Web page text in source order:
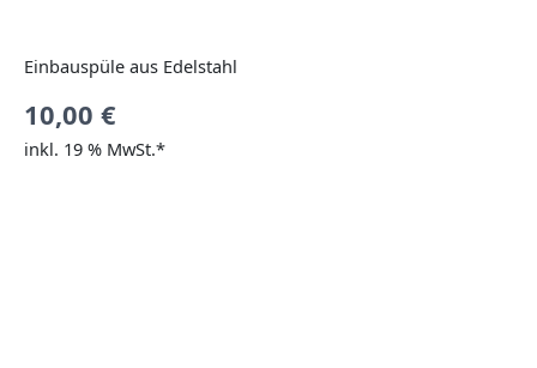
Einbauspüle aus Edelstahl
10,00 €
inkl. 19 % MwSt.*